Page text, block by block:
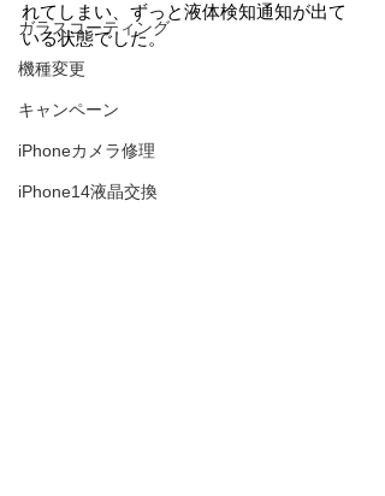
ガラスコーティング
機種変更
キャンペーン
iPhoneカメラ修理
iPhone14液晶交換
れてしまい、ずっと液体検知通知が出て
いる状態でした。